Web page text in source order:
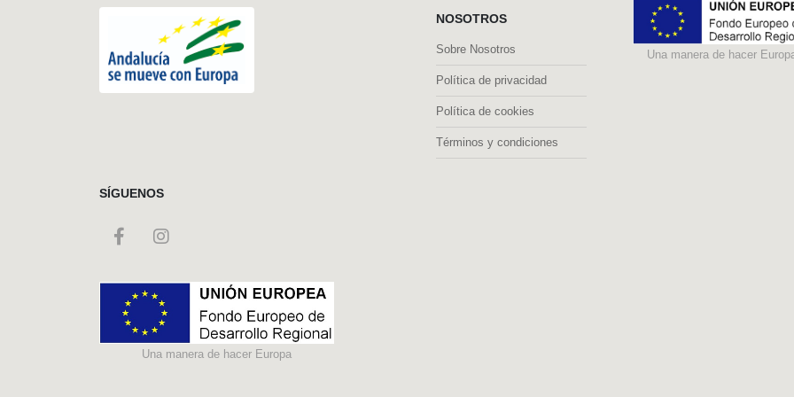
NOSOTROS
Sobre Nosotros
Política de privacidad
Política de cookies
Términos y condiciones
Una manera de hacer
SÍGUENOS
Una manera de hacer Europa